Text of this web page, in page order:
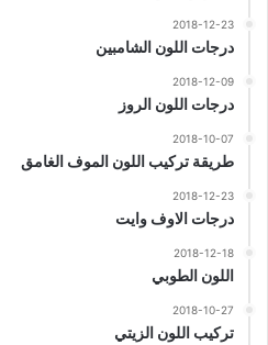
2018-12-23
درجات اللون الشامبين
2018-12-09
درجات اللون الروز
2018-10-07
طريقة تركيب اللون الموف الغامق
2018-12-23
درجات الاوف وايت
2018-12-18
اللون الطوبي
2018-10-27
تركيب اللون الزيتي